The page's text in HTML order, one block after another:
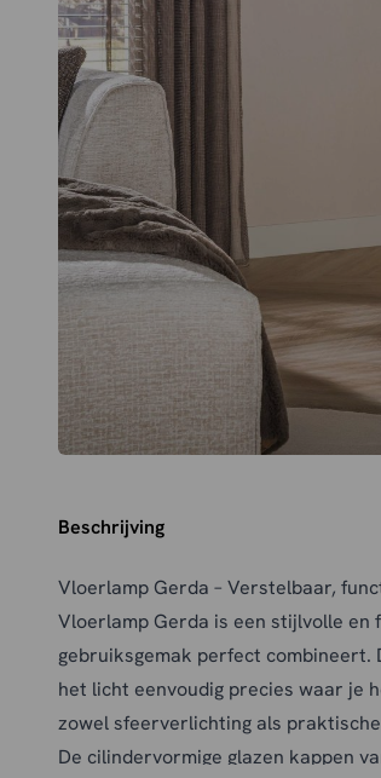
Beschrijving
Vloerlamp Gerda – Verstelbaar,
Vloerlamp Gerda is een stijlvolle en
gebruiksgemak perfect
het licht eenvoudig precies waar je
zowel sfeerverlichting als
De cilindervormige glazen kappen